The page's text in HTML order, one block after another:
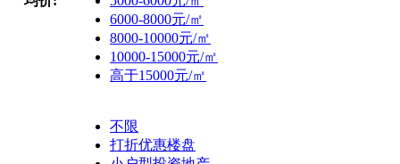
6000-8000元/㎡
8000-10000元/㎡
10000-15000元/㎡
高于15000元/㎡
不限
打折优惠楼盘